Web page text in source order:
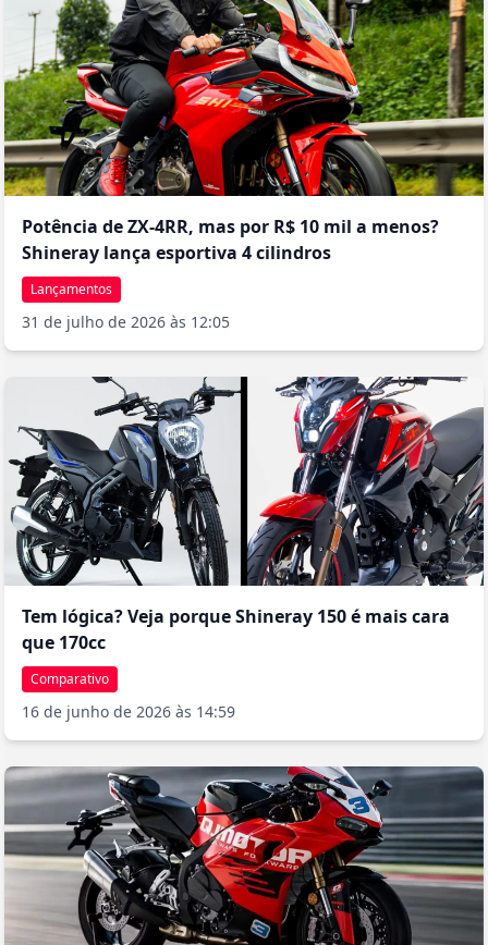
e pequenos comerciantes. Outro ponto de destaque é otanque
com capacidade para 12 litros, que combinado com o consumo
econômico do motor, proporciona uma autonomia considerável,
reduzindo a frequência de abastecimentos. A simplicidade
mecânica é uma vantagem significativa, tornando a manutenção
acessível mesmo para oficinas de bairro, com peças de reposição
de fácil obtenção e preços competitivos. Embora não conte com
tecnologias sofisticadas, a XY 150-8 JEF atende perfeitamente à
proposta de ser uma ferramenta de trabalho confiável e
econômica, cumprindo um importante papel na mobilidade
urbana de milhares de brasileiros que encontram nela sua
primeira motocicleta ou uma alternativa acessível de transporte.
Potência de ZX-4RR, mas por R$ 10 mil a menos?
Shineray lança esportiva 4 cilindros
Lançamentos
31 de julho de 2026 às 12:05
Tem lógica? Veja porque Shineray 150 é mais cara
que 170cc
Comparativo
16 de junho de 2026 às 14:59